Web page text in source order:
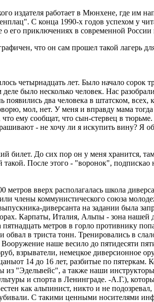
издателя работает в Мюнхене, где им
С конца 1990-х годов успехом у
его приключениях в современной России
что он сам прошел такой лагерь
четырнадцать лет. Было начало сорок
было несколько человек. Нас
два человека в штатском, всех,
мол, нет. У меня и вправду мама
ему сообщат, что сын-стервец в
- не хочу ли я искупить вину? Я
билет. До сих пор он у меня хранится,
такой. После этого - "воронок",
метров вверх располагалась школа
члены коммунистического союза
диверсанта на задании была
Карпаты, Италия, Альпы - зона нашей
метров в горло противнику
в триста тонн. Тренировались в
наше весило до пятидесяти
взрыватели, немецкое диверсионное
14 до 16 лет, разбитые по пятеркам.
"Эдельвейс", а также наши
и спорта в Ленинграде. -А.Г.),
как альпинист, никто и не
С такими ценными носителями